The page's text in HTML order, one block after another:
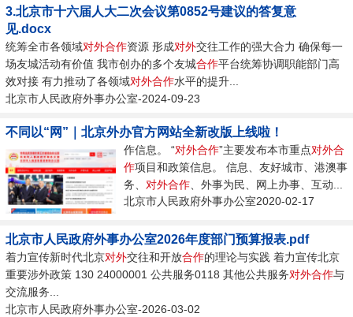
3.北京市十六届人大二次会议第0852号建议的答复意
见.docx
统筹全市各领域对外合作资源 形成对外交往工作的强大合力 确保每一
场友城活动有价值 我市创办的多个友城合作平台统筹协调职能部门高
效对接 有力推动了各领域对外合作水平的提升...
北京市人民政府外事办公室-2024-09-23
不同以“网”｜北京外办官方网站全新改版上线啦！
作信息。 “对外合作”主要发布本市重点对外合
作项目和政策信息。 信息、友好城市、港澳事
务、 对外合作 、外事为民、网上办事、互动...
北京市人民政府外事办公室2020-02-17
北京市人民政府外事办公室2026年度部门预算报表.pdf
着力宣传新时代北京对外交往和开放合作的理论与实践 着力宣传北京
重要涉外政策 130 24000001 公共服务0118 其他公共服务对外合作与
交流服务...
北京市人民政府外事办公室-2026-03-02